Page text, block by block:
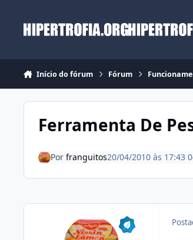
Início do fórum Fórum
Ferramenta De
Por franguitos20/04/2010 às 17:43